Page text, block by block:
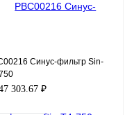
Синус-фильтр Sin-
303.67 ₽